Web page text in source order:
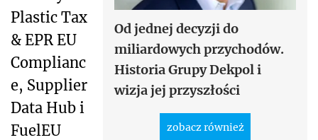
Od jednej decyzji do
miliardowych przychodów.
Historia Grupy Dekpol i
wizja jej przyszłości
zobacz również
Plastic Tax
& EPR EU
Complianc
e, Supplier
Data Hub i
FuelEU